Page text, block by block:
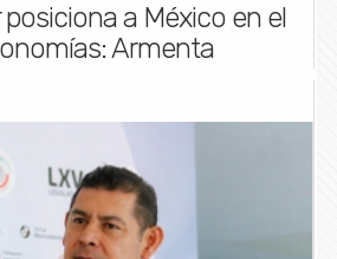
a México en el
Armenta